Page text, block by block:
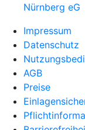
Nürnberg eG
Impressum
Datenschutz
AGB
Preise